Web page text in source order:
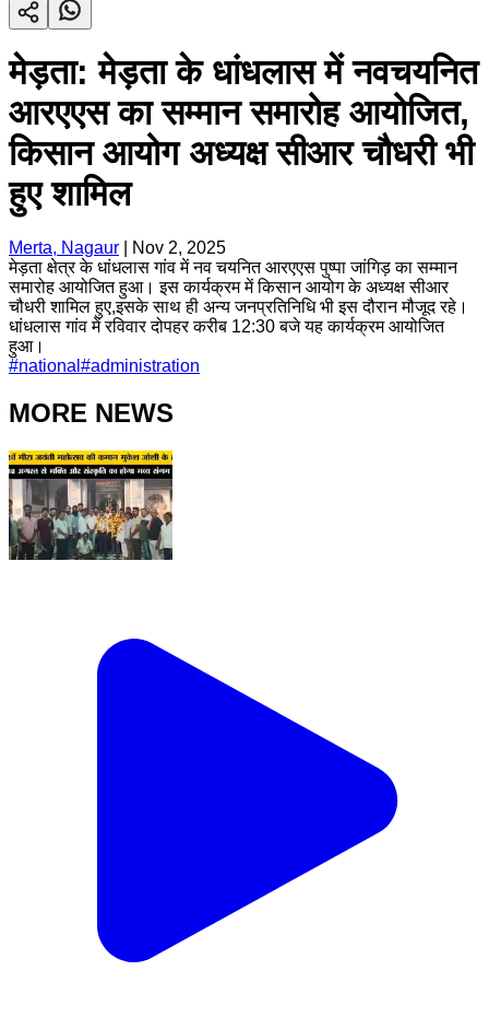
मेड़ता: मेड़ता के धांधलास में नवचयनित
आरएएस का सम्मान समारोह आयोजित,
किसान आयोग अध्यक्ष सीआर चौधरी भी
हुए शामिल
Merta, Nagaur
Nov 2, 2025
मेड़ता क्षेत्र के धांधलास गांव में नव चयनित आरएएस पुष्पा जांगिड़ का सम्मान
समारोह आयोजित हुआ। इस कार्यक्रम में किसान आयोग के अध्यक्ष सीआर
चौधरी शामिल हुए,इसके साथ ही अन्य जनप्रतिनिधि भी इस दौरान मौजूद रहे।
धांधलास गांव में रविवार दोपहर करीब 12:30 बजे यह कार्यक्रम आयोजित
हुआ।
#national #administration
MORE NEWS